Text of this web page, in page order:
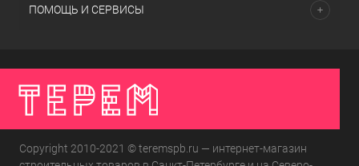
ПОМОЩЬ И СЕРВИСЫ
Copyright 2010-2021 © teremspb.ru — интернет-магазин